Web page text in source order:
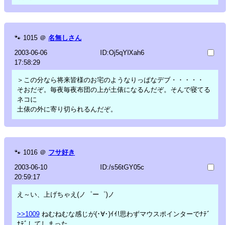
🐾 1015 ＠ 名無しさん
2003-06-06
17:58:29
ID:Oj5qYlXah6
＞この分なら将来皆様のお宅のようなりっぱなデブ・・・・・
そおだぞ。毎夜毎夜布団の上が土俵になるんだぞ。そんで寝てる
ネコに
土俵の外に寄り切られるんだぞ。
🐾 1016 ＠ フサ好き
2003-06-10
20:59:17
ID:/s56tGY05c
え～い、上げちゃえ(ノ゜ー゜)ノ
>>1009 ねむねむな感じが(･∀･)ｲｲ!思わずマウスポインターでﾅﾃﾞ